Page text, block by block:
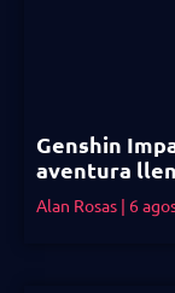
Genshin
aventura
Alan Rosas 6